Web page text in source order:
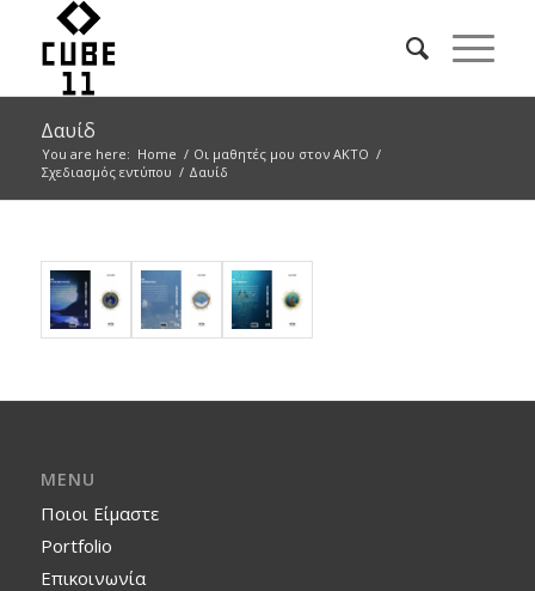
Δαυίδ
You are here: Home / Οι μαθητές μου στον ΑΚΤΟ /
Σχεδιασμός εντύπου / Δαυίδ
MENU
Ποιοι Είμαστε
Portfolio
Επικοινωνία